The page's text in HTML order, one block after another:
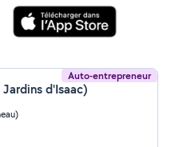
Auto-entrepreneur
d'Isaac)